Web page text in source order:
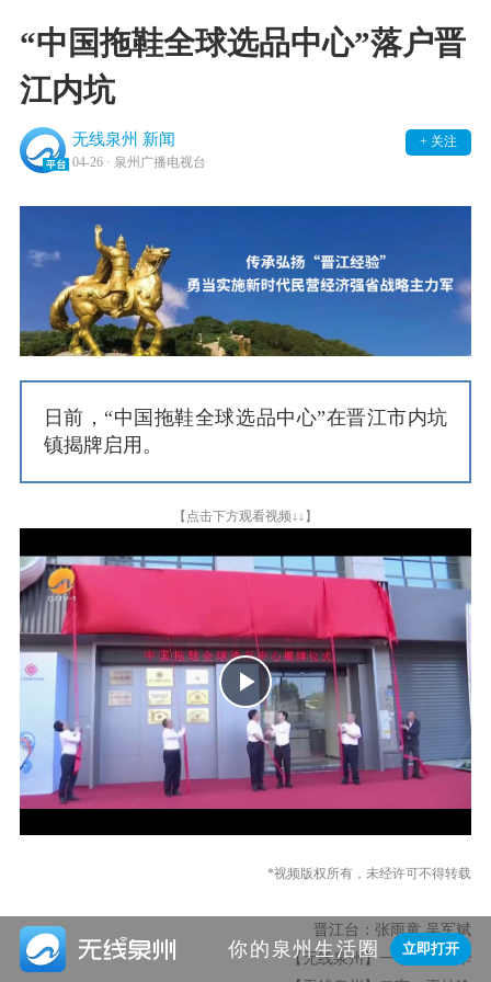
 你的泉州生活圈 立即打开
“中国拖鞋全球选品中心”落户晋
江内坑
无线泉州 新闻
+ 关注
04-26 · 泉州广播电视台
日前，“中国拖鞋全球选品中心”在晋江市内坑
镇揭牌启用。
【点击下方观看视频↓↓】
Play
Video
*视频版权所有，未经许可不得转载
晋江台：张雨童 吴军斌
【无线泉州】一审：黄艺华